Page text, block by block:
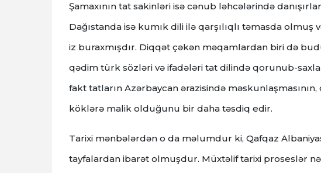
Şamaxının tat sakinləri isə cənub ləhcələrində
Dağıstanda isə kumık dili ilə qarşılıqlı təmasda
iz buraxmışdır. Diqqət çəkən məqamlardan biri də
qədim türk sözləri və ifadələri tat dilində qorunub-
fakt tatların Azərbaycan ərazisində
köklərə malik olduğunu bir daha təsdiq edir.
Tarixi mənbələrdən o da məlumdur ki, Qafqaz
tayfalardan ibarət olmuşdur. Müxtəlif tarixi proseslər